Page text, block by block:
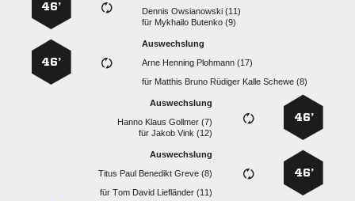
  
für   
46’
Auswechslung
   
für      
46’
46’
Auswechslung
   
für  
46’
Auswechslung
    
für   